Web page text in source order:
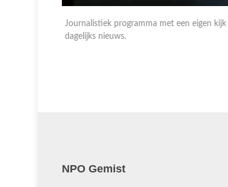
Journalistiek programma met een eigen
dagelijks nieuws.
NPO Gemist